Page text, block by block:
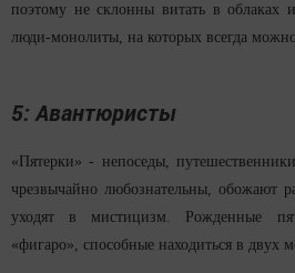
поэтому не склонны витать в облаках
люди-монолиты, на которых всегда
5: Авантюристы
«Пятерки» - непоседы,
чрезвычайно любознательны, обожают
уходят в мистицизм. Рожденные
«фигаро», способные находиться в двух